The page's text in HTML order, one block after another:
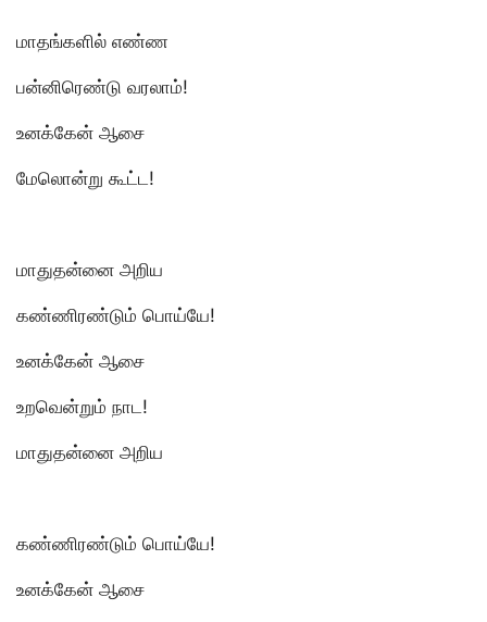
மாதங்களில் எண்ண
பன்னிரெண்டு வரலாம்!
உனக்கேன் ஆசை
மேலொன்று கூட்ட!
மாதுதன்னை அறிய
கண்ணிரண்டும் பொய்யே!
உனக்கேன் ஆசை
உறவென்றும் நாட!
மாதுதன்னை அறிய
கண்ணிரண்டும் பொய்யே!
உனக்கேன் ஆசை